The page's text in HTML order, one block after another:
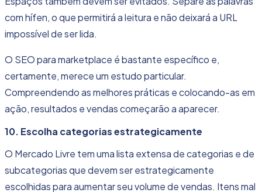
com hífen, o que permitirá a leitura e não deixará a URL
impossível de ser lida.
O SEO para marketplace é bastante específico e,
certamente, merece um estudo particular.
Compreendendo as melhores práticas e colocando-as em
ação, resultados e vendas começarão a aparecer.
10. Escolha categorias estrategicamente
O Mercado Livre tem uma lista extensa de categorias e de
subcategorias que devem ser estrategicamente
escolhidas para aumentar seu volume de vendas. Itens mal